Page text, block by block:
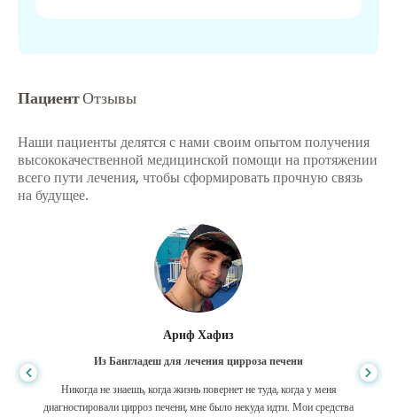
ПациентОтзывы
Наши пациенты делятся с нами своим опытом получения
высококачественной медицинской помощи на протяжении
всего пути лечения, чтобы сформировать прочную связь
на будущее.
Ариф Хафиз
Из Бангладеш для лечения цирроза печени
Никогда не знаешь, когда жизнь повернет не туда, когда у меня
диагностировали цирроз печени, мне было некуда идти. Мои средства